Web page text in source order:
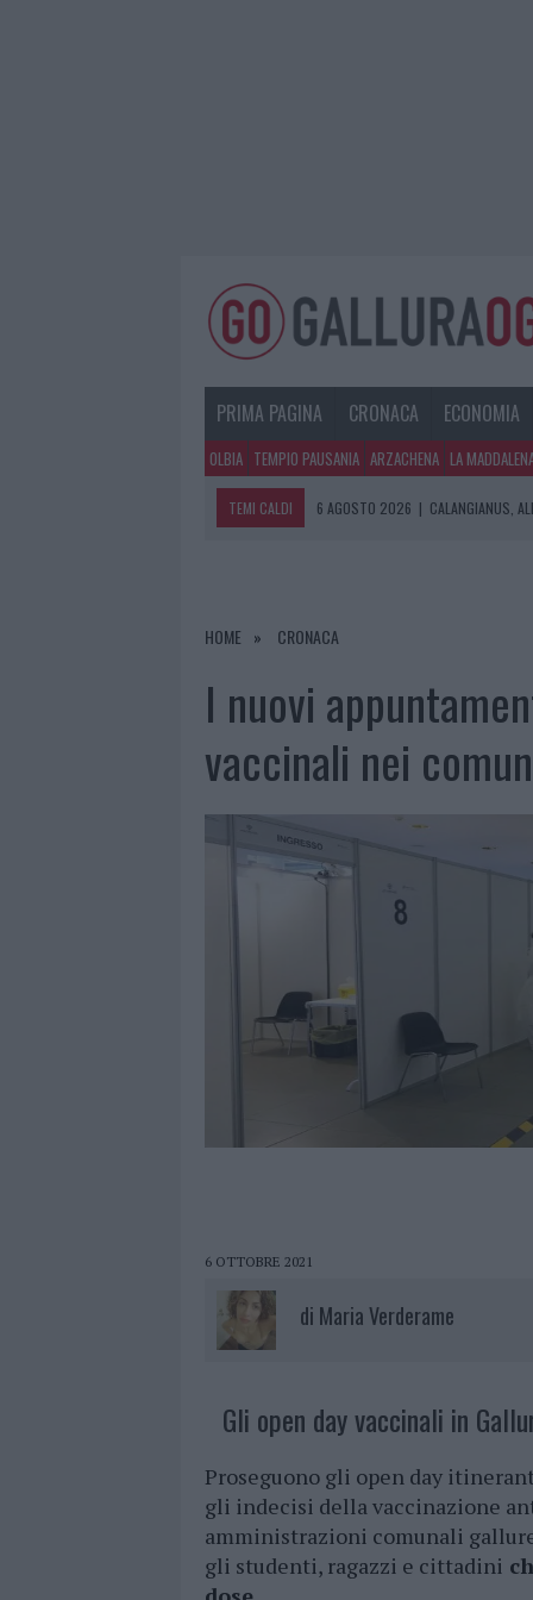
PRIMA PAGINA CRONACA ECONOMIA
OLBIA TEMPIO PAUSANIA ARZACHENA LA
TEMI CALDI 6 AGOSTO 2026 | CALANGIANUS,
PER I TRATTAMENTI LASER NON INVASIVI
6 AGOSTO 2026
| ANDREA MURA CONQUISTA
HOME CRONACA
I nuovi
vaccinali nei
6 OTTOBRE 2021
di Maria Verderame
Gli open day vaccinali in
Proseguono gli open day
gli indecisi della vaccinazione
amministrazioni comunali
gli studenti, ragazzi e cittadini